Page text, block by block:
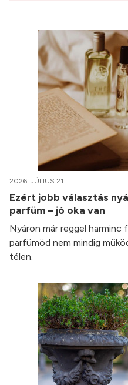
2026. JÚLIUS 21.
Ezért jobb választás
parfüm – jó oka van
Nyáron már reggel harminc
parfümöd nem mindig
télen.